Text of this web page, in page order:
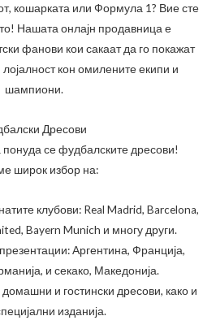
кошарката или Формула 1? Вие сте
Нашата онлајн продавница е
фанови кои сакаат да го покажат
лојалност кон омилените екипи и
шампиони.
Дресови
се фудбалските дресови!
широк избор на:
клубови: Real Madrid, Barcelona,
Bayern Munich и многу други.
Аргентина, Франција,
и секако, Македонија.
и гостински дресови, како и
изданија.